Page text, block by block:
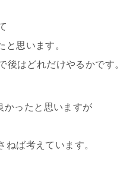
思います。
はどれだけやるかです。
かったと思いますが
ば考えています。